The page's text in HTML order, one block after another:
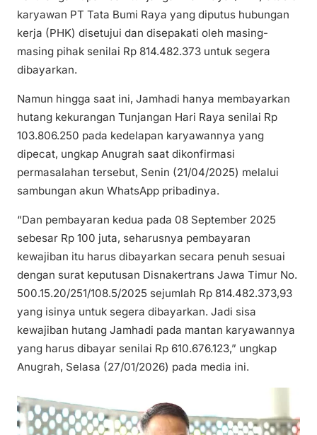
karyawan PT Tata Bumi Raya yang diputus hubungan
kerja (PHK) disetujui dan disepakati oleh masing-
masing pihak senilai Rp 814.482.373 untuk segera
dibayarkan.
Namun hingga saat ini, Jamhadi hanya membayarkan
hutang kekurangan Tunjangan Hari Raya senilai Rp
103.806.250 pada kedelapan karyawannya yang
dipecat, ungkap Anugrah saat dikonfirmasi
permasalahan tersebut, Senin (21/04/2025) melalui
sambungan akun WhatsApp pribadinya.
“Dan pembayaran kedua pada 08 September 2025
sebesar Rp 100 juta, seharusnya pembayaran
kewajiban itu harus dibayarkan secara penuh sesuai
dengan surat keputusan Disnakertrans Jawa Timur No.
500.15.20/251/108.5/2025 sejumlah Rp 814.482.373,93
yang isinya untuk segera dibayarkan. Jadi sisa
kewajiban hutang Jamhadi pada mantan karyawannya
yang harus dibayar senilai Rp 610.676.123,” ungkap
Anugrah, Selasa (27/01/2026) pada media ini.